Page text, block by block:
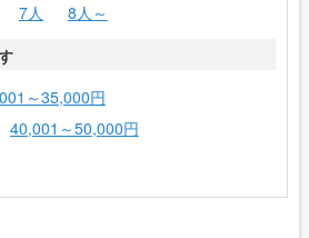
7人
8人～
～35,000円
40,001～50,000円